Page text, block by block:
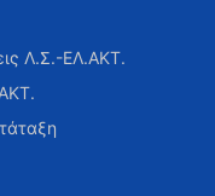
Λ.Σ.-ΕΛ.ΑΚΤ.